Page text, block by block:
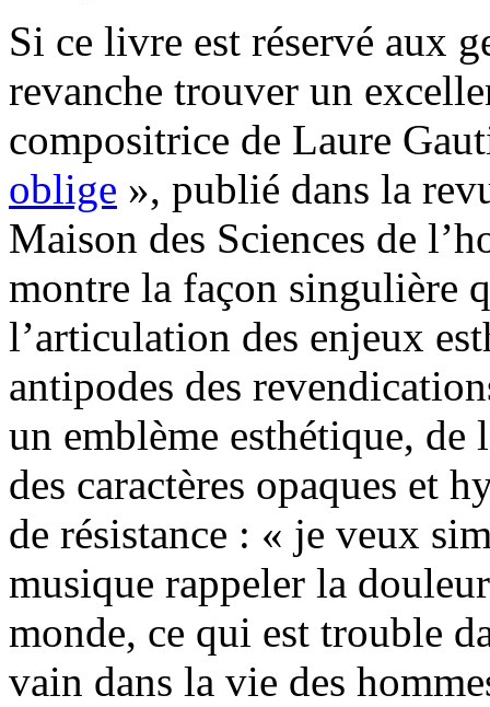
Si ce livre est réservé aux
revanche trouver un
compositrice de Laure
oblige », publié dans la
Maison des Sciences de
montre la façon singulière
l’articulation des enjeux
antipodes des
un emblème esthétique,
des caractères opaques et
de résistance : « je veux
musique rappeler la
monde, ce qui est trouble
vain dans la vie des